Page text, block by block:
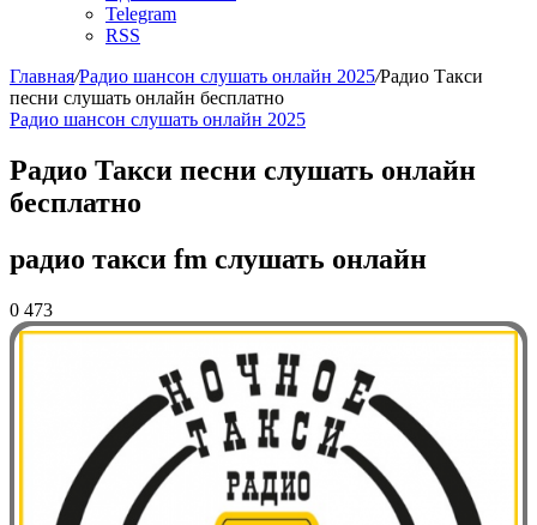
Telegram
RSS
Главная/Радио шансон слушать онлайн 2025/Радио Такси
песни слушать онлайн бесплатно
Радио шансон слушать онлайн 2025
Радио Такси песни слушать онлайн
бесплатно
радио такси fm слушать онлайн
0 473